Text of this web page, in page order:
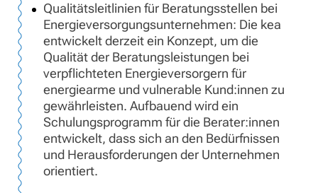
Qualitätsleitlinien für Beratungsstellen bei
Energieversorgungsunternehmen: Die kea
entwickelt derzeit ein Konzept, um die
Qualität der Beratungsleistungen bei
verpflichteten Energieversorgern für
energiearme und vulnerable Kund:innen zu
gewährleisten. Aufbauend wird ein
Schulungsprogramm für die Berater:innen
entwickelt, dass sich an den Bedürfnissen
und Herausforderungen der Unternehmen
orientiert.